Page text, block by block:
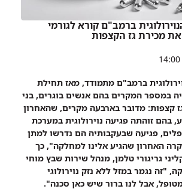
ברמב"ם קורא לגורמי
מכירת גז הקצפות
ברמב"ם מתמודד, מאז תחילת
במספר המקרים בהם אנשים בוגרים, בני
גז קצפות: מדובר בארבעה מקרים, שהאחרון
בהם זוהתה פגיעה נוירולוגית במערכת
פגיעה שבעקבותיה הם נדרשו למתן
האחרון שהגיע אלינו למחלקה", כך
גריגורי טלמן, מנהל שירות שבץ מוחי
"זה נגמר במזל ללא נזק נוירולוגי
אבל לנו ברור שיש כאן סכנה".